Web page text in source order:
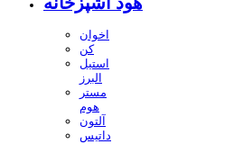
اخوان
کن
استیل
البرز
مستر
هوم
آلتون
داتیس